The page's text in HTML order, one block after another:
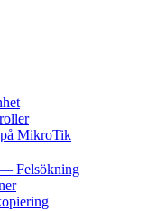
MikroTik
Felsökning